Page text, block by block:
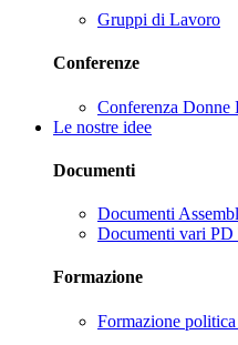
Gruppi di Lavoro
Conferenze
Conferenza Donne
Le nostre idee
Documenti
Documenti
Documenti vari PD
Formazione
Formazione